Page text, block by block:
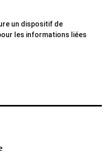
un dispositif de
les informations liées